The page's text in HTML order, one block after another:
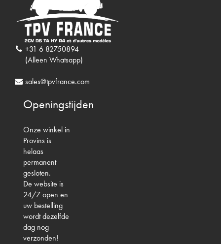
+31 6 82750894
(Alleen Whatsapp)
sales@tpvfrance.com
Openingstijden
Onze winkel in
Provins is
helaas
permanent
gesloten.
De website is
24/7 open en
uw bestelling
wordt dezelfde
dag nog
verzonden!